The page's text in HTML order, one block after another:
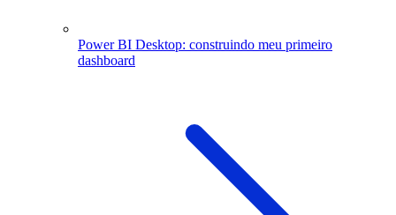
Power BI Desktop: construindo meu primeiro
dashboard